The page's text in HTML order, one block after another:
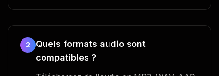
2
Quels formats audio sont
compatibles ?